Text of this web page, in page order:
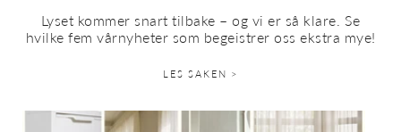
Lyset kommer snart tilbake – og vi er så klare. Se
hvilke fem vårnyheter som begeistrer oss ekstra mye!
LES SAKEN >